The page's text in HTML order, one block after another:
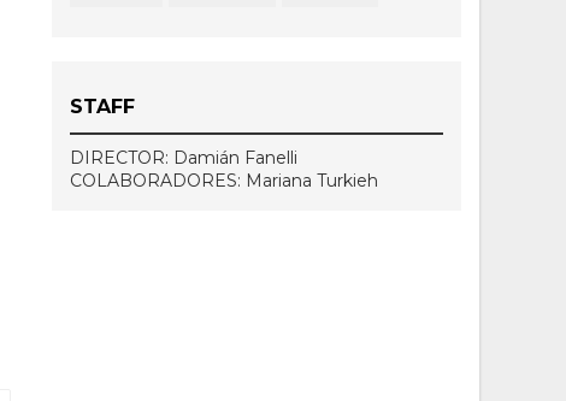
STAFF
DIRECTOR: Damián Fanelli
COLABORADORES: Mariana Turkieh